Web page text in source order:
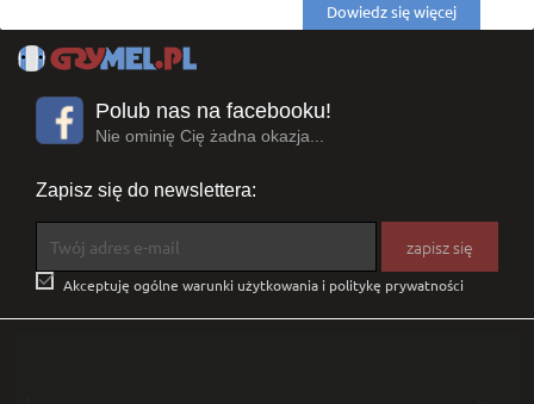
Dowiedz się więcej
Polub nas na facebooku!
Nie ominię Cię żadna okazja...
Zapisz się do newslettera:
 Akceptuję ogólne warunki użytkowania i politykę prywatności